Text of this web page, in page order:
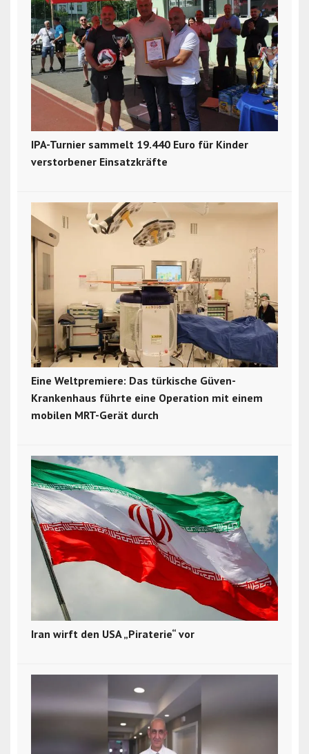
IPA-Turnier sammelt 19.440 Euro für Kinder
verstorbener Einsatzkräfte
Eine Weltpremiere: Das türkische Güven-
Krankenhaus führte eine Operation mit einem
mobilen MRT-Gerät durch
Iran wirft den USA „Piraterie“ vor